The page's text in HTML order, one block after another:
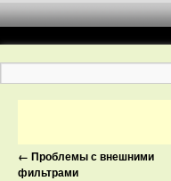
← Проблемы с внешними
фильтрами